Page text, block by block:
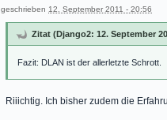
geschrieben 12. September 2011 - 20:56
Zitat (Django2: 12. September
Fazit: DLAN ist der allerletzte Schrott.
Riiichtig. Ich bisher zudem die